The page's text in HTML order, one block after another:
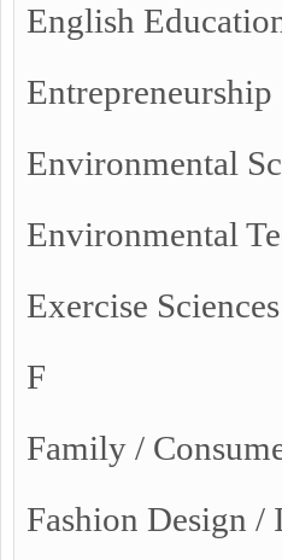
English
Entrepreneurship
Environmental
Environmental
Exercise Sciences
F
Family /
Fashion Design /